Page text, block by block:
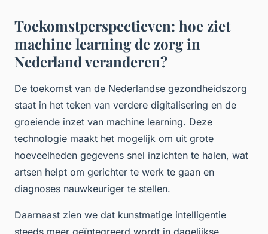
Toekomstperspectieven: hoe ziet
machine learning de zorg in
Nederland veranderen?
De toekomst van de Nederlandse gezondheidszorg
staat in het teken van verdere digitalisering en de
groeiende inzet van machine learning. Deze
technologie maakt het mogelijk om uit grote
hoeveelheden gegevens snel inzichten te halen, wat
artsen helpt om gerichter te werk te gaan en
diagnoses nauwkeuriger te stellen.
Daarnaast zien we dat kunstmatige intelligentie